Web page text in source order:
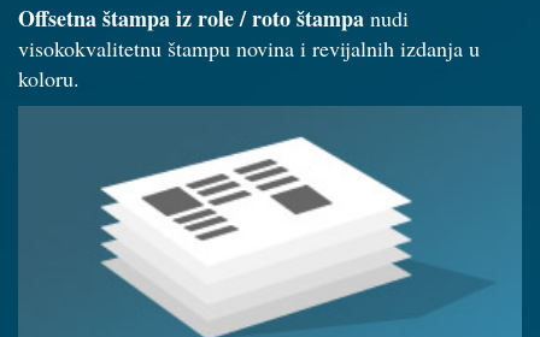
Offsetna štampa iz role / roto štampa nudi
visokokvalitetnu štampu novina i revijalnih izdanja u
koloru.